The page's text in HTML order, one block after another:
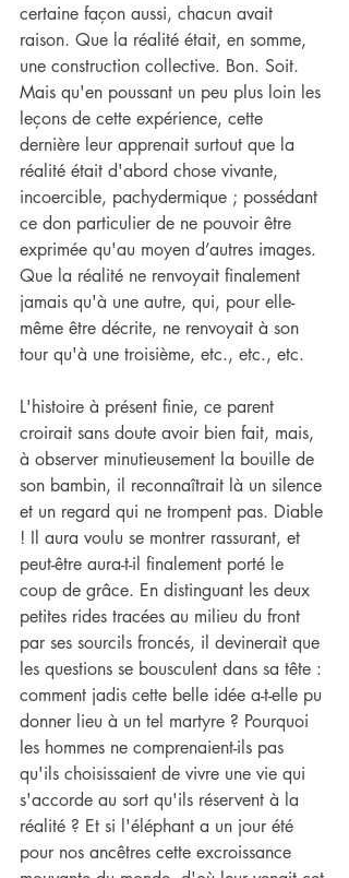
certaine façon aussi, chacun avait
raison. Que la réalité était, en somme,
une construction collective. Bon. Soit.
Mais qu'en poussant un peu plus loin les
leçons de cette expérience, cette
dernière leur apprenait surtout que la
réalité était d'abord chose vivante,
incoercible, pachydermique ; possédant
ce don particulier de ne pouvoir être
exprimée qu'au moyen d’autres images.
Que la réalité ne renvoyait finalement
jamais qu'à une autre, qui, pour elle-
même être décrite, ne renvoyait à son
tour qu'à une troisième, etc., etc., etc.
L'histoire à présent finie, ce parent
croirait sans doute avoir bien fait, mais,
à observer minutieusement la bouille de
son bambin, il reconnaîtrait là un silence
et un regard qui ne trompent pas. Diable
! Il aura voulu se montrer rassurant, et
peut-être aura-t-il finalement porté le
coup de grâce. En distinguant les deux
petites rides tracées au milieu du front
par ses sourcils froncés, il devinerait que
les questions se bousculent dans sa tête :
comment jadis cette belle idée a-t-elle pu
donner lieu à un tel martyre ? Pourquoi
les hommes ne comprenaient-ils pas
qu'ils choisissaient de vivre une vie qui
s'accorde au sort qu'ils réservent à la
réalité ? Et si l'éléphant a un jour été
pour nos ancêtres cette excroissance